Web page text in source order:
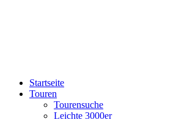
Startseite
Touren
Tourensuche
Leichte 3000er